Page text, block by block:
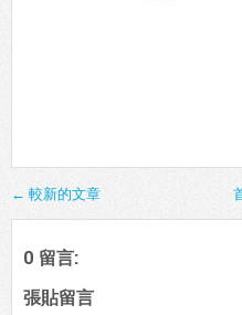
← 較新的文章
0 留言:
張貼留言